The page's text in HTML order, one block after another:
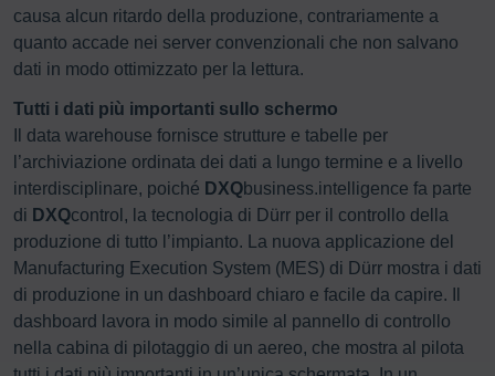
causa alcun ritardo della produzione, contrariamente a
quanto accade nei server convenzionali che non salvano
dati in modo ottimizzato per la lettura.
Tutti i dati più importanti sullo schermo
Il data warehouse fornisce strutture e tabelle per
l’archiviazione ordinata dei dati a lungo termine e a livello
interdisciplinare, poiché DXQbusiness.intelligence fa parte
di DXQcontrol, la tecnologia di Dürr per il controllo della
produzione di tutto l’impianto. La nuova applicazione del
Manufacturing Execution System (MES) di Dürr mostra i dati
di produzione in un dashboard chiaro e facile da capire. Il
dashboard lavora in modo simile al pannello di controllo
nella cabina di pilotaggio di un aereo, che mostra al pilota